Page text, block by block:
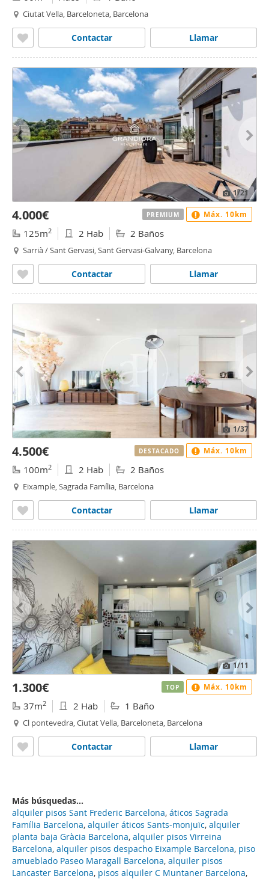
Ciutat Vella, Barceloneta, Barcelona
Llamar
Contactar
1/21
4.000€
125m2 2 Hab 2 Baños
Sarrià / Sant Gervasi, Sant Gervasi-Galvany, Barcelona
Llamar
Contactar
PREMIUM Máx. 10km
1/37
4.500€
100m2 2 Hab 2 Baños
Eixample, Sagrada Família, Barcelona
Llamar
Contactar
DESTACADO Máx. 10km
1/11
1.300€
37m2 2 Hab 1 Baño
Cl pontevedra, Ciutat Vella, Barceloneta, Barcelona
Llamar
Contactar
TOP Máx. 10km
Más búsquedas...
alquiler pisos Sant Frederic Barcelona, áticos Sagrada
Família Barcelona, alquiler áticos Sants-monjuïc, alquiler
planta baja Gràcia Barcelona, alquiler pisos Virreina
Barcelona, alquiler pisos despacho Eixample Barcelona, piso
amueblado Paseo Maragall Barcelona, alquiler pisos
Lancaster Barcelona, pisos alquiler C Muntaner Barcelona,